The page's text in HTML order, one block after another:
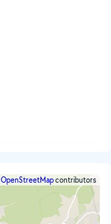
OpenStreetMapcontributors